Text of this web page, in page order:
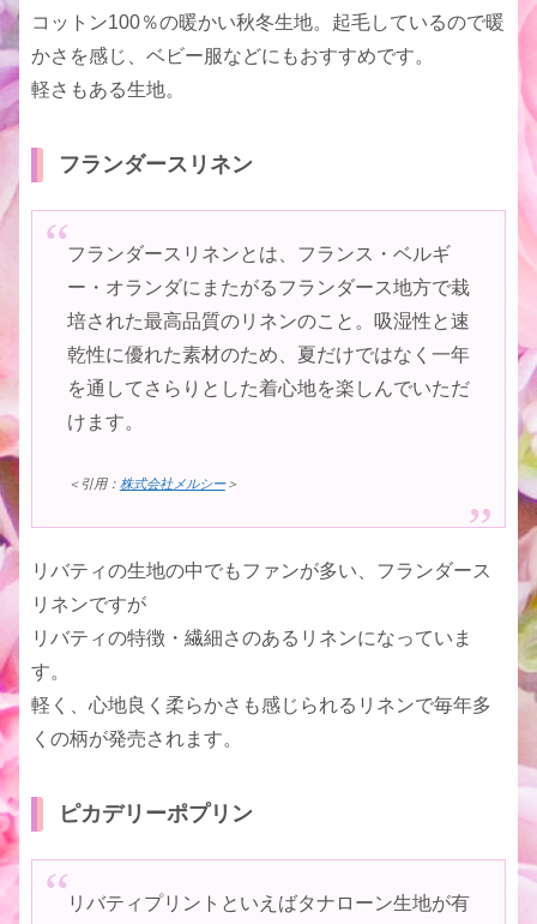
コットン100％の暖かい秋冬生地。起毛しているので暖
かさを感じ、ベビー服などにもおすすめです。
軽さもある生地。
フランダースリネン
フランダースリネンとは、フランス・ベルギ
ー・オランダにまたがるフランダース地方で栽
培された最高品質のリネンのこと。吸湿性と速
乾性に優れた素材のため、夏だけではなく一年
を通してさらりとした着心地を楽しんでいただ
けます。
＜引用： 株式会社メルシー＞
リバティの生地の中でもファンが多い、フランダース
リネンですが
リバティの特徴・繊細さのあるリネンになっていま
す。
軽く、心地良く柔らかさも感じられるリネンで毎年多
くの柄が発売されます。
ピカデリーポプリン
リバティプリントといえばタナローン生地が有